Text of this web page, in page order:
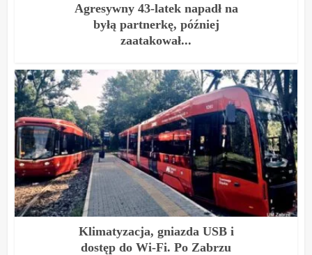
Agresywny 43-latek napadł na
byłą partnerkę, później
zaatakował...
Klimatyzacja, gniazda USB i
dostęp do Wi-Fi. Po Zabrzu